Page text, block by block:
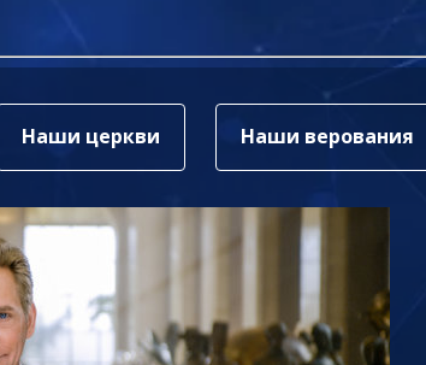
Наши церкви Наши верования